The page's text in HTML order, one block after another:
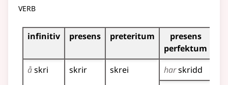
verb
Bøyningstabell for dette verbet
infinitiv presens preteritum
presens
perfektum
åskri skrir skrei harskridd